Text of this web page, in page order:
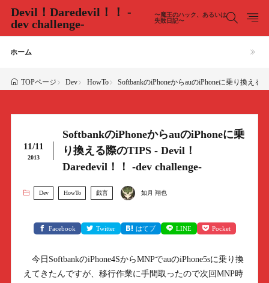
Devil！Daredevil！！ -
dev challenge-
〜魔王のハック、あるいは
失敗日記〜
ホーム
TOPページ Dev HowTo SoftbankのiPhoneからauのiPhoneに乗り換える
11/11
2013
SoftbankのiPhoneからauのiPhoneに乗
り換える際のTIPS - Devil！
Daredevil！！ -dev challenge-
Dev HowTo 戯言 如月 翔也
Facebook Twitter はてブ LINE Pocket
今日SoftbankのiPhone4SからMNPでauのiPhone5sに乗り換
えてきたんですが、移行作業に手間取ったので次回MNP時